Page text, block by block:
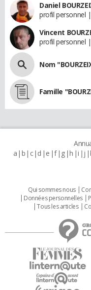
Daniel
profil personnel |
Vincent
profil personnel
Nom
Famille
a b c d e f g h i j
Qui sommes nous
Données personnelles
Tous les articles